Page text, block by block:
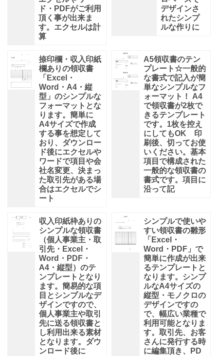
ド・PDFがご利用
頂く事が出来ま
す。エクセルは計
算
デザインさ
れたシンプ
ルな作りに
捺印欄・収入印紙
欄ありの領収書
「Excel・
Word・A4・縦
型」のシンプルな
フォーマットとな
ります。簡単に
A4サイズで作成
する事を想定して
おり、ダウンロー
ド後にエクセルや
ワードで項目や会
社名変更、決まっ
た取引先がある場
合はエクセルでシ
ート
A5領収書のテン
プレート☆一般的
な書式で記入が簡
単なシンプルなフ
ォーマット！ A4
で領収書が2枚で
きるテンプレート
です。1枚を控え
にしてもOK 印
刷後、切ってお使
いください。基本
項目で構成された
一般的な領収書の
書式です。項目に
沿って記
収入印紙枠ありの
シンプルな領収書
（個人事業主・取
引先・Excel・
Word・PDF・
A4・縦型）のテ
ンプレートとなり
ます。簡易的な項
目とシンプルなデ
ザインですので、
個人事業主や取引
先に送る領収書と
し利用出来る素材
となります。ダウ
ンロード後に
シンプルで使いや
すい領収書の雛形
「Excel・
Word・PDF」で
簡単に作成が出来
るテンプレートと
なります。シンプ
ルなA4サイズの
縦型・モノクロの
デザインですの
で、幅広い業種で
利用可能となりま
す。取引先、お客
さんに発行する時
に編集頂き、PD